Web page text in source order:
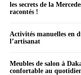
les secrets de la
racontés !
Activités manuelles en
l’artisanat
Meubles de salon à
confortable au